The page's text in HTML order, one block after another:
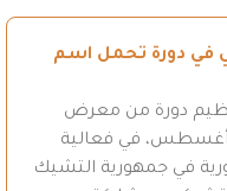
في دورة تحمل اسم
دورة من معرض
الكتاب العربي والكردي يومي 15 و16 أغسطس، في فعالية
في جمهورية التشيك